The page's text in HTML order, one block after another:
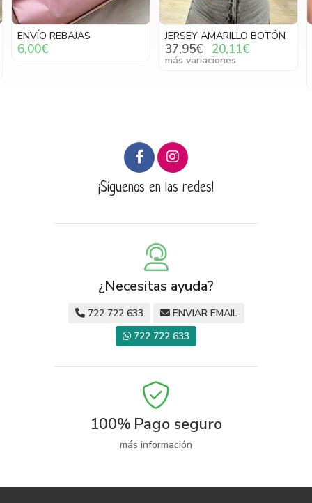
JERSEY AMARILLO BOTÓN
37,95€
PANTALÓN VAQUERO
RECTO BOLSILLO
BORDADO
29,90€ 20,93€
¡Síguenos en las redes!
¿Necesitas ayuda?
722 722 633
ENVIAR EMAIL
722 722 633
100% Pago seguro
más información